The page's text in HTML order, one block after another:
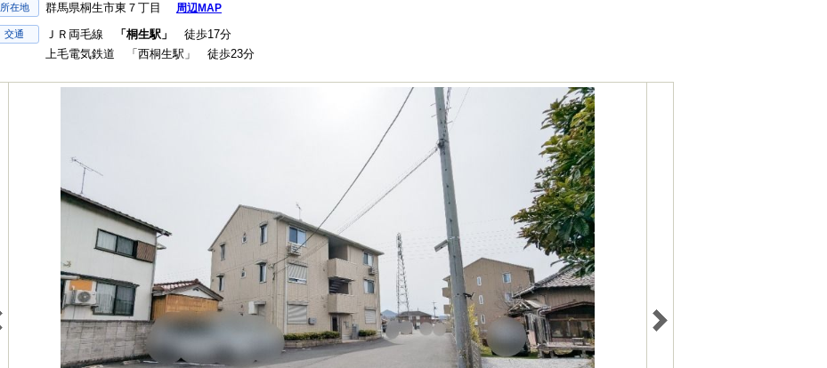
所在地 群馬県桐生市東７丁目 周辺MAP
交通 ＪＲ両毛線 「桐生駅」
徒歩17分
上毛電気鉄道 「西桐生駅」 徒歩23分